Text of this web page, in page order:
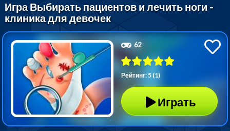
Игра Выбирать пациентов и лечить ноги -
клиника для девочек
62
Рейтинг: 5 (1)
Играть